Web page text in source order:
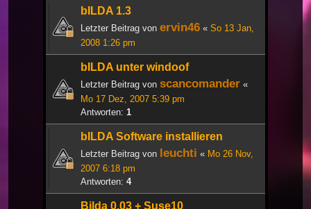
bILDA 1.3
Letzter Beitrag von ervin46 « So 13 Jan,
2008 1:26 pm
bILDA unter windoof
Letzter Beitrag von scancomander «
Mo 17 Dez, 2007 5:39 pm
Antworten: 1
bILDA Software installieren
Letzter Beitrag von leuchti « Mo 26 Nov,
2007 6:18 pm
Antworten: 4
Bilda 0.03 + Suse10